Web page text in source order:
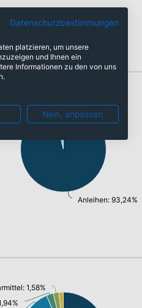
Anleihen: 93,24%
1,58%
Datenschutzbestimmungen
platzieren, um unsere
und Ihnen ein
Informationen zu den von uns
Nein, anpassen